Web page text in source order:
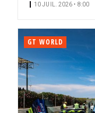
10 JUIL. 2026 • 8:00
GT WORLD